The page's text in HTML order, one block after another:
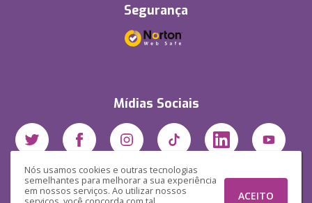
Nós usamos cookies e outras tecnologias
semelhantes para melhorar a sua experiência
em nossos serviços. Ao utilizar nossos
ACEITO
Segurança
Mídias Sociais